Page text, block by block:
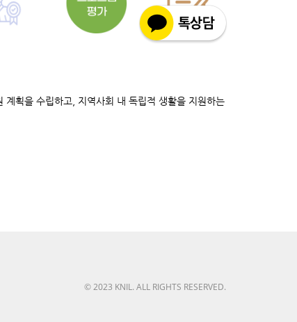
획을 수립하고, 지역사회 내 독립적 생활을 지원하는
© 2023 KNIL. ALL RIGHTS RESERVED.